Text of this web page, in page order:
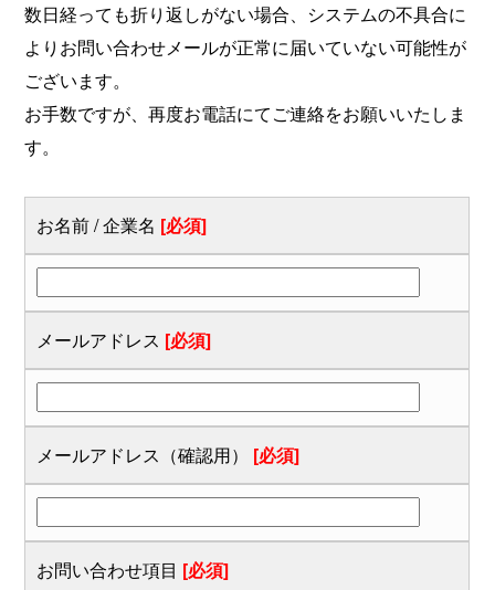
数日経っても折り返しがない場合、システムの不具合に
よりお問い合わせメールが正常に届いていない可能性が
ございます。
お手数ですが、再度お電話にてご連絡をお願いいたしま
す。
お名前 / 企業名 [必須]
メールアドレス [必須]
メールアドレス（確認用） [必須]
お問い合わせ項目 [必須]